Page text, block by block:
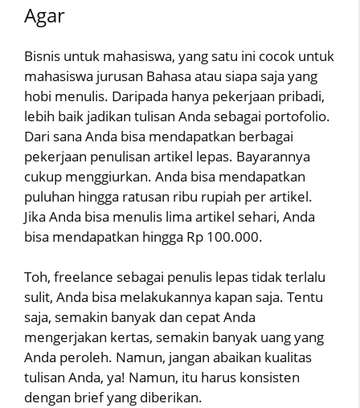
Agar
Bisnis untuk mahasiswa, yang satu ini cocok untuk
mahasiswa jurusan Bahasa atau siapa saja yang
hobi menulis. Daripada hanya pekerjaan pribadi,
lebih baik jadikan tulisan Anda sebagai portofolio.
Dari sana Anda bisa mendapatkan berbagai
pekerjaan penulisan artikel lepas. Bayarannya
cukup menggiurkan. Anda bisa mendapatkan
puluhan hingga ratusan ribu rupiah per artikel.
Jika Anda bisa menulis lima artikel sehari, Anda
bisa mendapatkan hingga Rp 100.000.
Toh, freelance sebagai penulis lepas tidak terlalu
sulit, Anda bisa melakukannya kapan saja. Tentu
saja, semakin banyak dan cepat Anda
mengerjakan kertas, semakin banyak uang yang
Anda peroleh. Namun, jangan abaikan kualitas
tulisan Anda, ya! Namun, itu harus konsisten
dengan brief yang diberikan.